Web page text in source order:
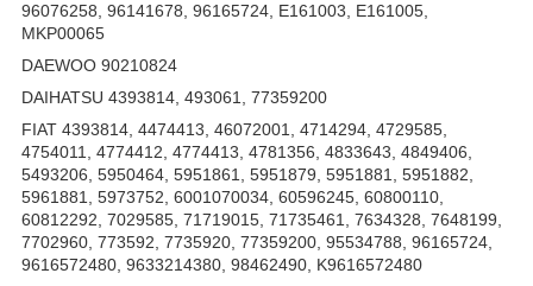
96076258, 96141678, 96165724, E161003, E161005,
MKP00065
DAEWOO 90210824
DAIHATSU 4393814, 493061, 77359200
FIAT 4393814, 4474413, 46072001, 4714294, 4729585,
4754011, 4774412, 4774413, 4781356, 4833643, 4849406,
5493206, 5950464, 5951861, 5951879, 5951881, 5951882,
5961881, 5973752, 6001070034, 60596245, 60800110,
60812292, 7029585, 71719015, 71735461, 7634328, 7648199,
7702960, 773592, 7735920, 77359200, 95534788, 96165724,
9616572480, 9633214380, 98462490, K9616572480